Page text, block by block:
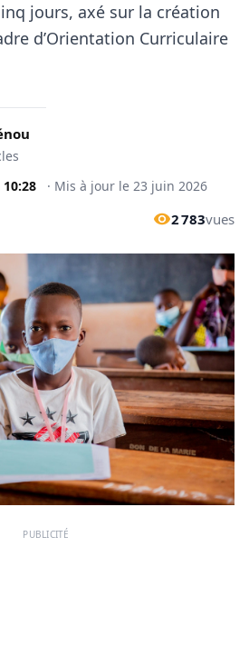
jours, axé sur la création
d’Orientation Curriculaire
10:28 · Mis à jour le 23 juin 2026
2 783vues
PUBLICITÉ